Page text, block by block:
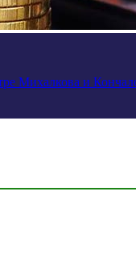
Михалкова и